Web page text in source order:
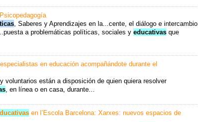
, Saberes y Aprendizajes en la...cente, el diálogo e intercambio
a problemáticas políticas, sociales y educativas que
en educación acompañándote durante el
voluntarios están a disposición de quien quiera resolver
, en línea o en casa, durante...
en l’Escola Barcelona: Xarxes: nuevos espacios de